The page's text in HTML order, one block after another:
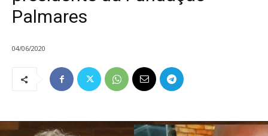
Palmares
04/06/2020